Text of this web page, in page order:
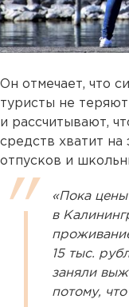
Он отмечает, что
туристы не
и рассчитывают,
средств хватит на
отпусков и
«Пока
в
15 тыс.
заняли
потому,